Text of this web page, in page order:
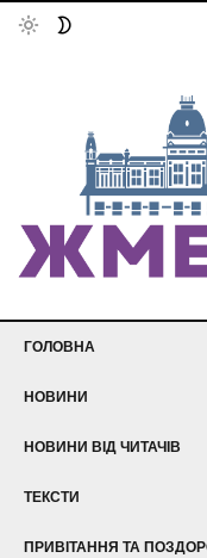
ГОЛОВНА
НОВИНИ
НОВИНИ ВІД ЧИТАЧІВ
ТЕКСТИ
ПРИВІТАННЯ ТА